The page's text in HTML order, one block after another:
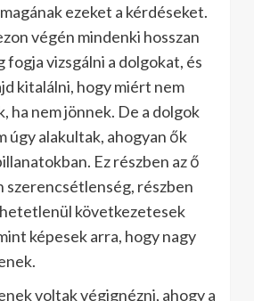
ezeket a kérdéseket.
végén mindenki hosszan
fogja vizsgálni a dolgokat, és
kitalálni, hogy miért nem
ha nem jönnek. De a dolgok
úgy alakultak, ahogyan ők
Ez részben az ő
szerencsétlenség, részben
következetesek
képesek arra, hogy nagy
voltak végignézni, ahogy a